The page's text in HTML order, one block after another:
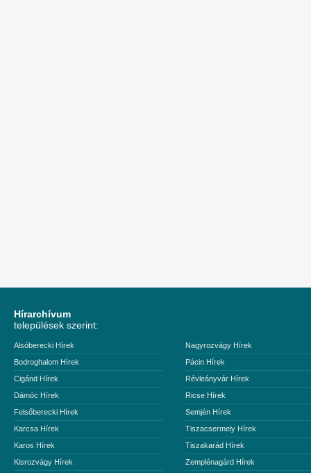
Hírarchívum
települések szerint:
Alsóberecki Hírek
Bodroghalom Hírek
Cigánd Hírek
Dámóc Hírek
Felsőberecki Hírek
Karcsa Hírek
Karos Hírek
Kisrozvágy Hírek
Nagyrozvágy Hírek
Pácin Hírek
Révleányvár Hírek
Ricse Hírek
Semjén Hírek
Tiszacsermely Hírek
Tiszakarád Hírek
Zemplénagárd Hírek